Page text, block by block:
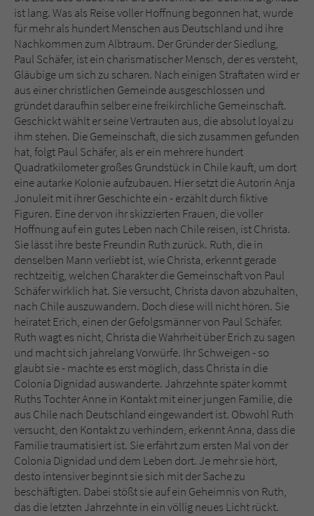
ist lang. Was als Reise voller Hoffnung begonnen hat, wurde
für mehr als hundert Menschen aus Deutschland und ihre
Nachkommen zum Albtraum. Der Gründer der Siedlung,
Paul Schäfer, ist ein charismatischer Mensch, der es versteht,
Gläubige um sich zu scharen. Nach einigen Straftaten wird er
aus einer christlichen Gemeinde ausgeschlossen und
gründet daraufhin selber eine freikirchliche Gemeinschaft.
Geschickt wählt er seine Vertrauten aus, die absolut loyal zu
ihm stehen. Die Gemeinschaft, die sich zusammen gefunden
hat, folgt Paul Schäfer, als er ein mehrere hundert
Quadratkilometer großes Grundstück in Chile kauft, um dort
eine autarke Kolonie aufzubauen. Hier setzt die Autorin Anja
Jonuleit mit ihrer Geschichte ein - erzählt durch fiktive
Figuren. Eine der von ihr skizzierten Frauen, die voller
Hoffnung auf ein gutes Leben nach Chile reisen, ist Christa.
Sie lässt ihre beste Freundin Ruth zurück. Ruth, die in
denselben Mann verliebt ist, wie Christa, erkennt gerade
rechtzeitig, welchen Charakter die Gemeinschaft von Paul
Schäfer wirklich hat. Sie versucht, Christa davon abzuhalten,
nach Chile auszuwandern. Doch diese will nicht hören. Sie
heiratet Erich, einen der Gefolgsmänner von Paul Schäfer.
Ruth wagt es nicht, Christa die Wahrheit über Erich zu sagen
und macht sich jahrelang Vorwürfe. Ihr Schweigen - so
glaubt sie - machte es erst möglich, dass Christa in die
Colonia Dignidad auswanderte. Jahrzehnte später kommt
Ruths Tochter Anne in Kontakt mit einer jungen Familie, die
aus Chile nach Deutschland eingewandert ist. Obwohl Ruth
versucht, den Kontakt zu verhindern, erkennt Anna, dass die
Familie traumatisiert ist. Sie erfährt zum ersten Mal von der
Colonia Dignidad und dem Leben dort. Je mehr sie hört,
desto intensiver beginnt sie sich mit der Sache zu
beschäftigten. Dabei stößt sie auf ein Geheimnis von Ruth,
das die letzten Jahrzehnte in ein völlig neues Licht rückt.
Sicherheitscode des Kontaktformulars zu
überprüfen.